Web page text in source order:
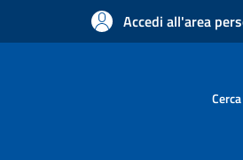
Accedi all'area
Cerca